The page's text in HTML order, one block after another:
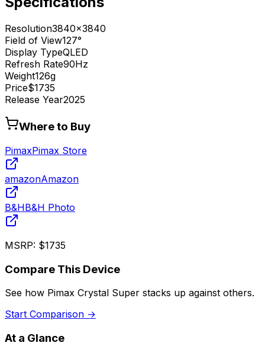
Resolution3840x3840
Field of View127°
Display TypeQLED
Refresh Rate90Hz
Weight126g
Price$1735
Release Year2025
Where to Buy
PimaxPimax Store
amazonAmazon
B&HB&H Photo
MSRP: $1735
Compare This Device
See how Pimax Crystal Super stacks up against others.
Start Comparison →
At a Glance